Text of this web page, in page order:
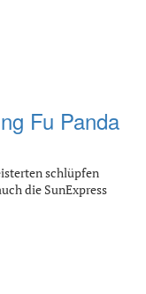
Fu Panda
schlüpfen
die SunExpress